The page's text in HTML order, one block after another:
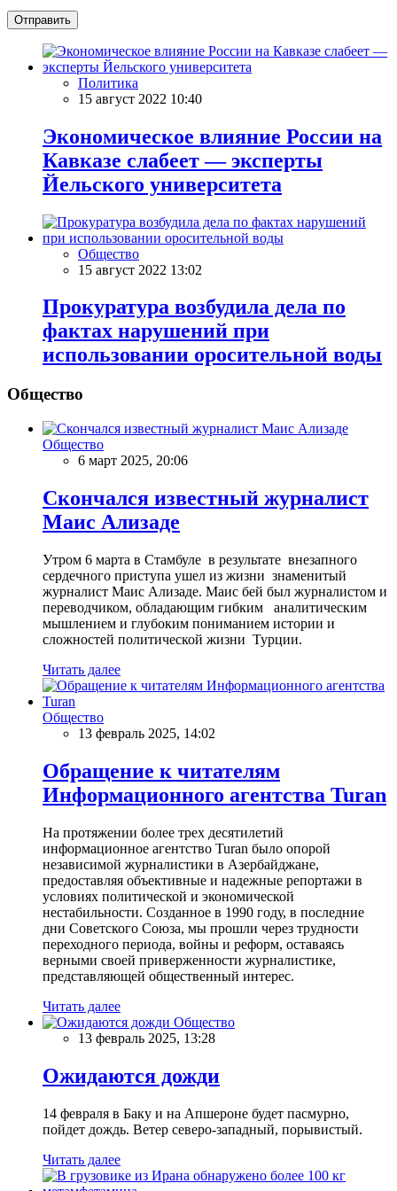
Отправить
Политика
15 август 2022 10:40
Экономическое влияние России на
Кавказе слабеет — эксперты
Йельского университета
Общество
15 август 2022 13:02
Прокуратура возбудила дела по
фактах нарушений при
использовании оросительной воды
Общество
Общество
6 март 2025, 20:06
Скончался известный журналист
Маис Ализаде
Утром 6 марта в Стамбуле в результате внезапного
сердечного приступа ушел из жизни знаменитый
журналист Маис Ализаде. Маис бей был журналистом и
переводчиком, обладающим гибким аналитическим
мышлением и глубоким пониманием истории и
сложностей политической жизни Турции.
Читать далее
Общество
13 февраль 2025, 14:02
Обращение к читателям
Информационного агентства Turan
На протяжении более трех десятилетий
информационное агентство Turan было опорой
независимой журналистики в Азербайджане,
предоставляя объективные и надежные репортажи в
условиях политической и экономической
нестабильности. Созданное в 1990 году, в последние
дни Советского Союза, мы прошли через трудности
переходного периода, войны и реформ, оставаясь
верными своей приверженности журналистике,
представляющей общественный интерес.
Читать далее
Общество
13 февраль 2025, 13:28
Ожидаются дожди
14 февраля в Баку и на Апшероне будет пасмурно,
пойдет дождь. Ветер северо-западный, порывистый.
Читать далее